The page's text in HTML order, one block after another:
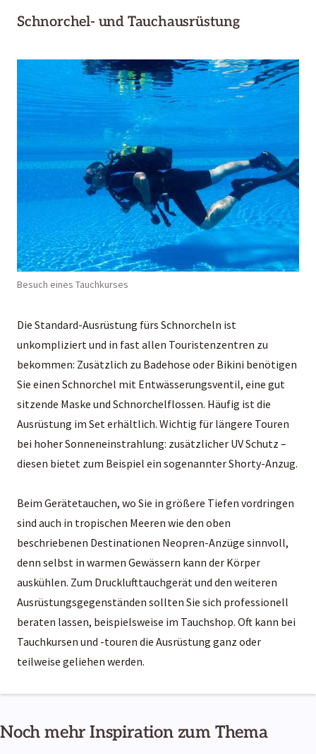
Schnorchel- und Tauchausrüstung
Besuch eines Tauchkurses
Die Standard-Ausrüstung fürs Schnorcheln ist
unkompliziert und in fast allen Touristenzentren zu
bekommen: Zusätzlich zu Badehose oder Bikini benötigen
Sie einen Schnorchel mit Entwässerungsventil, eine gut
sitzende Maske und Schnorchelflossen. Häufig ist die
Ausrüstung im Set erhältlich. Wichtig für längere Touren
bei hoher Sonneneinstrahlung: zusätzlicher UV Schutz –
diesen bietet zum Beispiel ein sogenannter Shorty-Anzug.
Beim Gerätetauchen, wo Sie in größere Tiefen vordringen
sind auch in tropischen Meeren wie den oben
beschriebenen Destinationen Neopren-Anzüge sinnvoll,
denn selbst in warmen Gewässern kann der Körper
auskühlen. Zum Drucklufttauchgerät und den weiteren
Ausrüstungsgegenständen sollten Sie sich professionell
beraten lassen, beispielsweise im Tauchshop. Oft kann bei
Tauchkursen und -touren die Ausrüstung ganz oder
teilweise geliehen werden.
Noch mehr Inspiration zum Thema